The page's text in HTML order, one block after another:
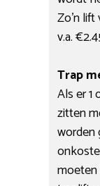
Zo’n
v.a.
Trap
Als er 1
zitten
worden
moeten